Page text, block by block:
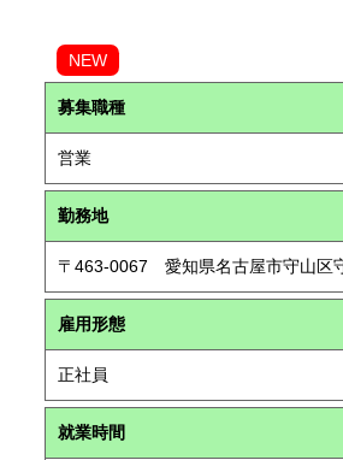
NEW
募集職種
営業
勤務地
〒463-0067 愛知県名古屋市守山区
雇用形態
正社員
就業時間